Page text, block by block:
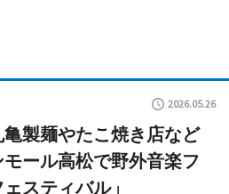
2026.05.26
製麺やたこ焼き店など
ール高松で野外音楽フ
スティバル」